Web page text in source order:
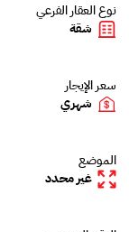
نوع العقار الفرعي
شقة
سعر الإيجار
شهري
الموضع
غير محدد